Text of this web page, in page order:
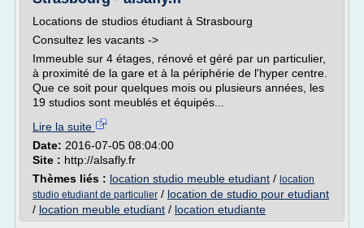
Locations de studios étudiant à Strasbourg
Consultez les vacants ->
Immeuble sur 4 étages, rénové et géré par un particulier,
à proximité de la gare et à la périphérie de l'hyper centre.
Que ce soit pour quelques mois ou plusieurs années, les
19 studios sont meublés et équipés...
Lire la suite
Date: 2016-07-05 08:04:00
Site : http://alsafly.fr
Thèmes liés : location studio meuble etudiant / location
studio etudiant de particulier / location de studio pour etudiant
/ location meuble etudiant / location etudiante